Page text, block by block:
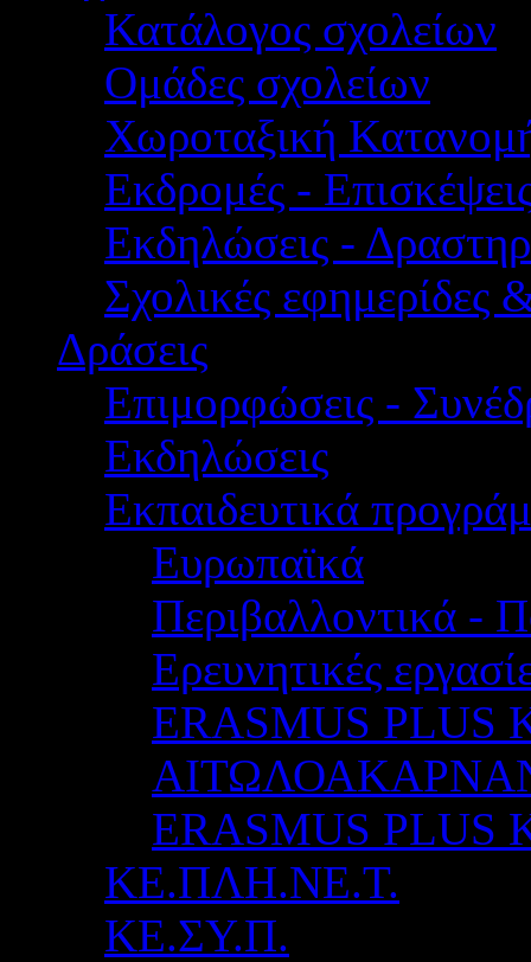
Κατάλογος σχολείων
Ομάδες σχολείων
Χωροταξική
Εκδρομές -
Εκδηλώσεις -
Σχολικές εφημερίδες
Δράσεις
Επιμορφώσεις -
Εκδηλώσεις
Εκπαιδευτικά
Ευρωπαϊκά
Περιβαλλοντικά -
Ερευνητικές
ERASMUS PLUS
ERASMUS
ΚΕ.ΠΛΗ.ΝΕ.Τ.
ΚΕ.ΣΥ.Π.